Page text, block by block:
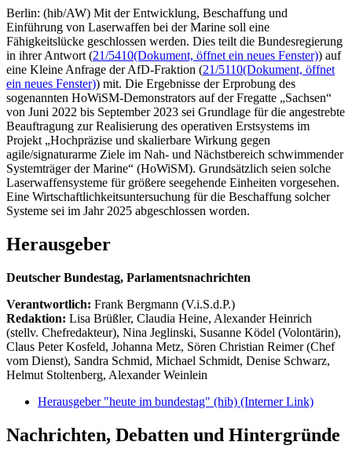
Berlin: (hib/AW) Mit der Entwicklung, Beschaffung und
Einführung von Laserwaffen bei der Marine soll eine
Fähigkeitslücke geschlossen werden. Dies teilt die Bundesregierung
in ihrer Antwort (21/5410(Dokument, öffnet ein neues Fenster)) auf
eine Kleine Anfrage der AfD-Fraktion (21/5110(Dokument, öffnet
ein neues Fenster)) mit. Die Ergebnisse der Erprobung des
sogenannten HoWiSM-Demonstrators auf der Fregatte „Sachsen“
von Juni 2022 bis September 2023 sei Grundlage für die angestrebte
Beauftragung zur Realisierung des operativen Erstsystems im
Projekt „Hochpräzise und skalierbare Wirkung gegen
agile/signaturarme Ziele im Nah- und Nächstbereich schwimmender
Systemträger der Marine“ (HoWiSM). Grundsätzlich seien solche
Laserwaffensysteme für größere seegehende Einheiten vorgesehen.
Eine Wirtschaftlichkeitsuntersuchung für die Beschaffung solcher
Systeme sei im Jahr 2025 abgeschlossen worden.
Herausgeber
Deutscher Bundestag, Parlamentsnachrichten
Verantwortlich: Frank Bergmann (V.i.S.d.P.)
Redaktion: Lisa Brüßler, Claudia Heine, Alexander Heinrich
(stellv. Chefredakteur), Nina Jeglinski, Susanne Ködel (Volontärin),
Claus Peter Kosfeld, Johanna Metz, Sören Christian Reimer (Chef
vom Dienst), Sandra Schmid, Michael Schmidt, Denise Schwarz,
Helmut Stoltenberg, Alexander Weinlein
Herausgeber "heute im bundestag" (hib) (Interner Link)
Nachrichten, Debatten und Hintergründe